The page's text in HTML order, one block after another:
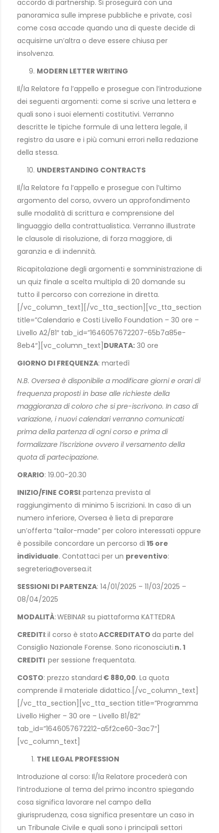
accordo di partnership. Si proseguirà con una
panoramica sulle imprese pubbliche e private, così
come cosa accade quando una di queste decide di
acquisirne un’altra o deve essere chiusa per
insolvenza.
MODERN LETTER WRITING
Il/la Relatore fa l’appello e prosegue con l’introduzione
dei seguenti argomenti: come si scrive una lettera e
quali sono i suoi elementi costitutivi. Verranno
descritte le tipiche formule di una lettera legale, il
registro da usare e i più comuni errori nella redazione
della stessa.
UNDERSTANDING CONTRACTS
Il/la Relatore fa l’appello e prosegue con l’ultimo
argomento del corso, ovvero un approfondimento
sulle modalità di scrittura e comprensione del
linguaggio della contrattualistica. Verranno illustrate
le clausole di risoluzione, di forza maggiore, di
garanzia e di indennità.
Ricapitolazione degli argomenti e somministrazione di
un quiz finale a scelta multipla di 20 domande su
tutto il percorso con correzione in diretta.
[/vc_column_text][/vc_tta_section][vc_tta_section
title=”Calendario e Costi Livello Foundation – 30 ore –
Livello A2/B1″ tab_id=”1646057672207-65b7a85e-
8eb4″][vc_column_text] DURATA: 30 ore
GIORNO DI FREQUENZA: martedì
N.B. Oversea è disponibile a modificare giorni e orari di
frequenza proposti in base alle richieste della
maggioranza di coloro che si pre-iscrivono. In caso di
variazione, i nuovi calendari verranno comunicati
prima della partenza di ogni corso e prima di
formalizzare l’iscrizione ovvero il versamento della
quota di partecipazione.
ORARIO: 19.00-20.30
INIZIO/FINE CORSI: partenza prevista al
raggiungimento di minimo 5 iscrizioni. In caso di un
numero inferiore, Oversea è lieta di preparare
un’offerta “tailor-made” per coloro interessati oppure
è possibile concordare un percorso di 15 ore
individuale. Contattaci per un preventivo:
segreteria@oversea.it
SESSIONI DI PARTENZA: 14/01/2025 – 11/03/2025 –
08/04/2025
MODALITÀ: WEBINAR su piattaforma KATTEDRA
CREDITI: il corso è statoACCREDITATO da parte del
Consiglio Nazionale Forense. Sono riconosciuti n. 1
CREDITI per sessione frequentata.
COSTO: prezzo standard € 880,00. La quota
comprende il materiale didattico.[/vc_column_text]
[/vc_tta_section][vc_tta_section title=”Programma
Livello Higher – 30 ore – Livello B1/B2″
tab_id=”1646057672212-a5f2ce60-3ac7″]
[vc_column_text]
THE LEGAL PROFESSION
Introduzione al corso: Il/la Relatore procederà con
l’introduzione al tema del primo incontro spiegando
cosa significa lavorare nel campo della
giurisprudenza, cosa significa presentare un caso in
un Tribunale Civile e quali sono i principali settori